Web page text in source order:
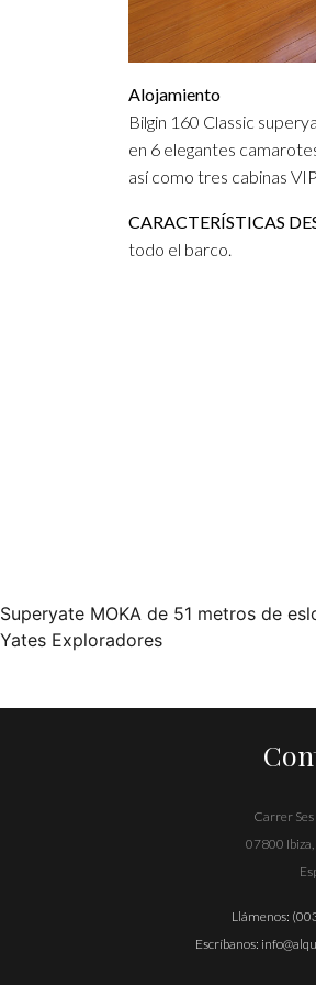
Alojamiento
Bilgin 160 Classic
en 6 elegantes
así como tres cabinas
CARACTERÍSTICAS
todo el barco.
Navegación
de
Superyate MOKA de 51 metros de
Yates Exploradores
Carrer
07800 Ibiza,
Llámenos:
Escríbanos: